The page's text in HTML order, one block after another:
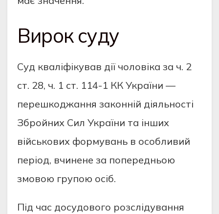
Вирок суду
Суд кваліфікував дії чоловіка за ч. 2
ст. 28, ч. 1 ст. 114-1 КК України —
перешкоджання законній діяльності
Збройних Сил України та інших
військових формувань в особливий
період, вчинене за попередньою
змовою групою осіб.
Під час досудового розслідування